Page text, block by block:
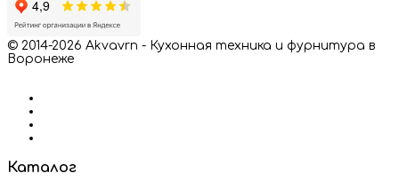
© 2014-2026 Akvavrn - Кухонная техника и фурнитура в
Воронеже
Каталог